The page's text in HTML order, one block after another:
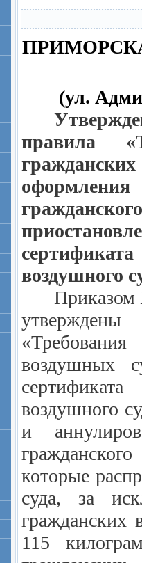
(ул.
правила
воздушного
Приказом
утверждены
воздушных
воздушного
и
которые
суда, за
гражданских
115